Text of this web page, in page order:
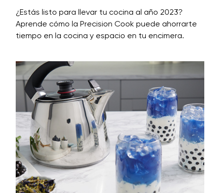
¿Estás listo para llevar tu cocina al año 2023?
Aprende cómo la Precision Cook puede ahorrarte
tiempo en la cocina y espacio en tu encimera.